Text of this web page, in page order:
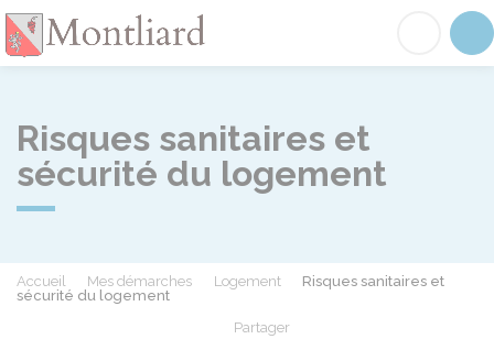
Risques sanitaires et
sécurité du logement
Accueil Mes démarches Logement
Risques sanitaires et
sécurité du logement
Partager